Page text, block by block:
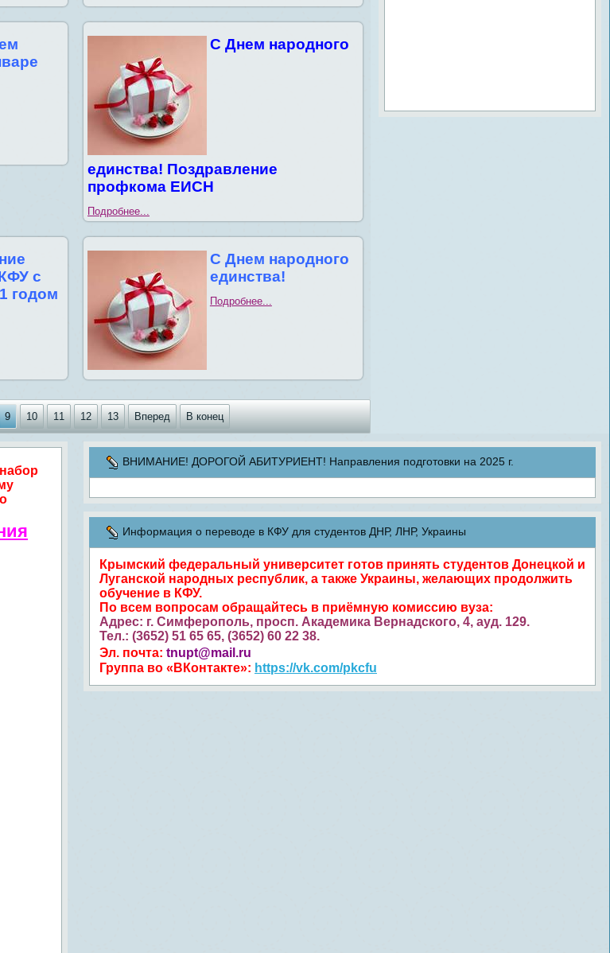
С Днем народного
единства! Поздравление
профкома ЕИСН
Подробнее...
с
годом
С Днем народного
единства!
Подробнее...
9 10 11 12 13 Вперед В конец
ВНИМАНИЕ! ДОРОГОЙ АБИТУРИЕНТ! Направления подготовки на 2025 г.
Информация о переводе в КФУ для студентов ДНР, ЛНР, Украины
Крымский федеральный университет готов принять студентов Донецкой и
Луганской народных республик, а также Украины, желающих продолжить
обучение в КФУ.
По всем вопросам обращайтесь в приёмную комиссию вуза:
Адрес: г. Симферополь, просп. Академика Вернадского, 4, ауд. 129.
Тел.: (3652) 51 65 65, (3652) 60 22 38.
Эл. почта: tnupt@mail.ru
Группа во «ВКонтакте»: https://vk.com/pkcfu